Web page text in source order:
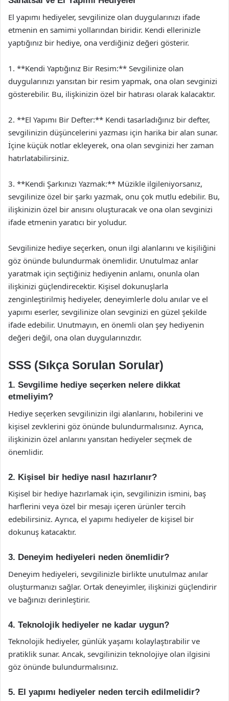
El yapımı hediyeler, sevgilinize olan duygularınızı ifade
etmenin en samimi yollarından biridir. Kendi ellerinizle
yaptığınız bir hediye, ona verdiğiniz değeri gösterir.
1. **Kendi Yaptığınız Bir Resim:** Sevgilinize olan
duygularınızı yansıtan bir resim yapmak, ona olan sevginizi
gösterebilir. Bu, ilişkinizin özel bir hatırası olarak kalacaktır.
2. **El Yapımı Bir Defter:** Kendi tasarladığınız bir defter,
sevgilinizin düşüncelerini yazması için harika bir alan sunar.
İçine küçük notlar ekleyerek, ona olan sevginizi her zaman
hatırlatabilirsiniz.
3. **Kendi Şarkınızı Yazmak:** Müzikle ilgileniyorsanız,
sevgilinize özel bir şarkı yazmak, onu çok mutlu edebilir. Bu,
ilişkinizin özel bir anısını oluşturacak ve ona olan sevginizi
ifade etmenin yaratıcı bir yoludur.
Sevgilinize hediye seçerken, onun ilgi alanlarını ve kişiliğini
göz önünde bulundurmak önemlidir. Unutulmaz anlar
yaratmak için seçtiğiniz hediyenin anlamı, onunla olan
ilişkinizi güçlendirecektir. Kişisel dokunuşlarla
zenginleştirilmiş hediyeler, deneyimlerle dolu anılar ve el
yapımı eserler, sevgilinize olan sevginizi en güzel şekilde
ifade edebilir. Unutmayın, en önemli olan şey hediyenin
değeri değil, ona olan duygularınızdır.
SSS (Sıkça Sorulan Sorular)
1. Sevgilime hediye seçerken nelere dikkat
etmeliyim?
Hediye seçerken sevgilinizin ilgi alanlarını, hobilerini ve
kişisel zevklerini göz önünde bulundurmalısınız. Ayrıca,
ilişkinizin özel anlarını yansıtan hediyeler seçmek de
önemlidir.
2. Kişisel bir hediye nasıl hazırlanır?
Kişisel bir hediye hazırlamak için, sevgilinizin ismini, baş
harflerini veya özel bir mesajı içeren ürünler tercih
edebilirsiniz. Ayrıca, el yapımı hediyeler de kişisel bir
dokunuş katacaktır.
3. Deneyim hediyeleri neden önemlidir?
Deneyim hediyeleri, sevgilinizle birlikte unutulmaz anılar
oluşturmanızı sağlar. Ortak deneyimler, ilişkinizi güçlendirir
ve bağınızı derinleştirir.
4. Teknolojik hediyeler ne kadar uygun?
Teknolojik hediyeler, günlük yaşamı kolaylaştırabilir ve
pratiklik sunar. Ancak, sevgilinizin teknolojiye olan ilgisini
göz önünde bulundurmalısınız.
5. El yapımı hediyeler neden tercih edilmelidir?